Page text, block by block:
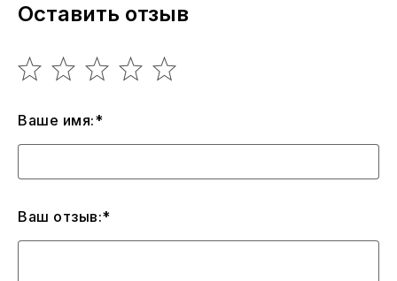
Оставить отзыв
Ваше имя:*
Ваш отзыв:*